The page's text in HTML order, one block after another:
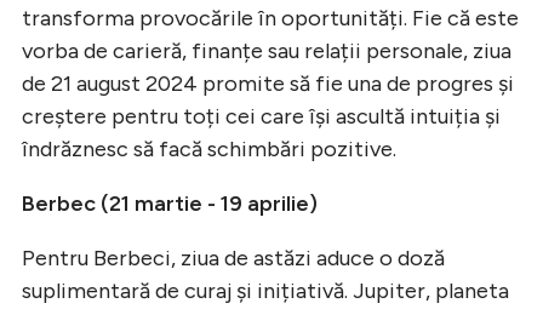
transforma provocările în oportunități. Fie că este
vorba de carieră, finanțe sau relații personale, ziua
de 21 august 2024 promite să fie una de progres și
creștere pentru toți cei care își ascultă intuiția și
îndrăznesc să facă schimbări pozitive.
Berbec (21 martie - 19 aprilie)
Pentru Berbeci, ziua de astăzi aduce o doză
suplimentară de curaj și inițiativă. Jupiter, planeta